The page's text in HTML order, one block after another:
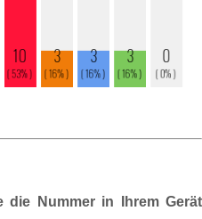
die Nummer in Ihrem Gerät